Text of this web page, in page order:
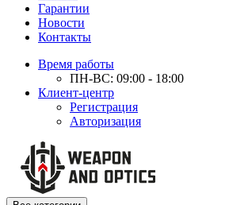
Гарантии
Новости
Контакты
Время работы
ПН-ВС: 09:00 - 18:00
Клиент-центр
Регистрация
Авторизация